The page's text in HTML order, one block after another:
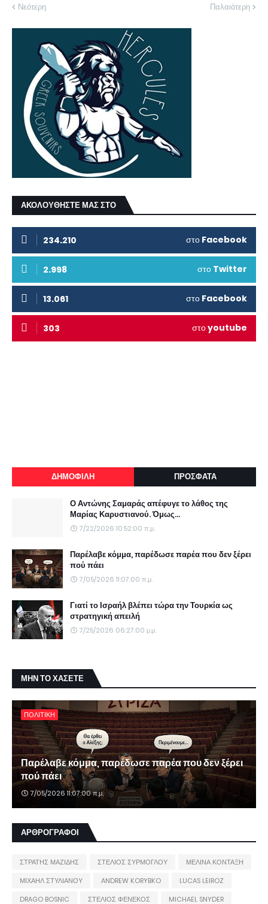
Νεότερη Παλαιότερη
ΑΚΟΛΟΥΘΗΣΤΕ ΜΑΣ ΣΤΟ
234.210 στο Facebook
2.998 στο Twitter
13.061 στο Facebook
303 στοyoutube
ΔΗΜΟΦΙΛΗ ΠΡΟΣΦΑΤΑ
Ο Αντώνης Σαμαράς απέφυγε το λάθος της
Μαρίας Καρυστιανού. Όμως...
7/22/2026 10:52:00 π.μ.
Παρέλαβε κόμμα, παρέδωσε παρέα που δεν ξέρει
πού πάει
7/05/2026 11:07:00 π.μ.
Γιατί το Ισραήλ βλέπει τώρα την Τουρκία ως
στρατηγική απειλή
7/25/2026 06:27:00 μ.μ.
ΜΗΝ ΤΟ ΧΑΣΕΤΕ
ΠΟΛΙΤΙΚΗ
Παρέλαβε κόμμα, παρέδωσε παρέα που δεν ξέρει
πού πάει
7/05/2026 11:07:00 π.μ.
ΑΡΘΡΟΓΡΑΦΟΙ
ΣΤΡΑΤΗΣ ΜΑΖΙΔΗΣ ΣΤΕΛΙΟΣ ΣΥΡΜΟΓΛΟΥ
ΜΕΛΙΝΑ ΚΟΝΤΑΞΗ
ΜΙΧΑΗΛ ΣΤΥΛΙΑΝΟΥ
ANDREW KORYBKO
LUCAS LEIROZ
DRAGO BOSNIC
ΣΤΕΛΙΟΣ ΦΕΝΕΚΟΣ
MICHAEL SNYDER